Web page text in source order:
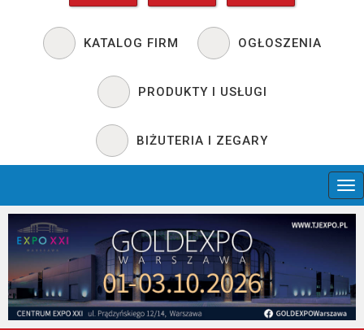
KATALOG FIRM OGŁOSZENIA
PRODUKTY I USŁUGI
BIŻUTERIA I ZEGARY